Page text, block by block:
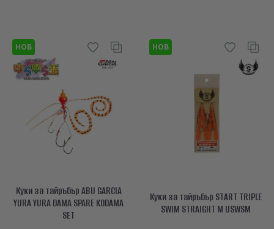
НОВ
Куки за тайръбър ABU GARCIA
YURA YURA DAMA SPARE KODAMA
SET
НОВ
Куки за тайръбър START TRIPLE
SWIM STRAIGHT M USWSM